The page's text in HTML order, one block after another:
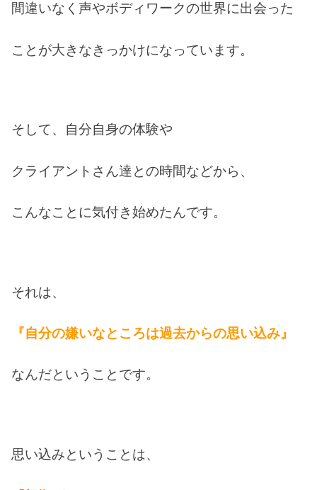
間違いなく声やボディワークの世界に出会った
ことが大きなきっかけになっています。
そして、自分自身の体験や
クライアントさん達との時間などから、
こんなことに気付き始めたんです。
それは、
『自分の嫌いなところは過去からの思い込み』
なんだということです。
思い込みということは、